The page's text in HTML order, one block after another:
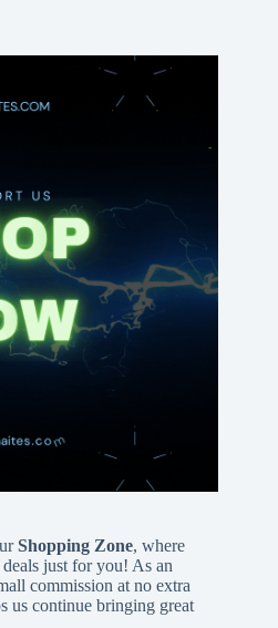
Shopping Zone, where
just for you! As an
commission at no extra
us continue bringing great